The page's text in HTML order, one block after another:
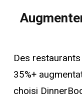
Des
35%+
choisi